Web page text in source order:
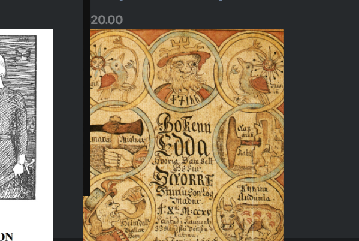
20.00
Ajouter au panier